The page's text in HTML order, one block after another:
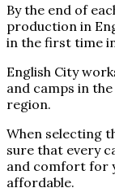
By the end of
production in
in the first time
English City
and camps in
region.
When selecting
sure that every
and comfort for
affordable.